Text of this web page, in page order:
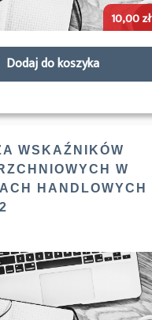
10,00zł
Dodaj do koszyka
WSKAŹNIKÓW
W
HANDLOWYCH